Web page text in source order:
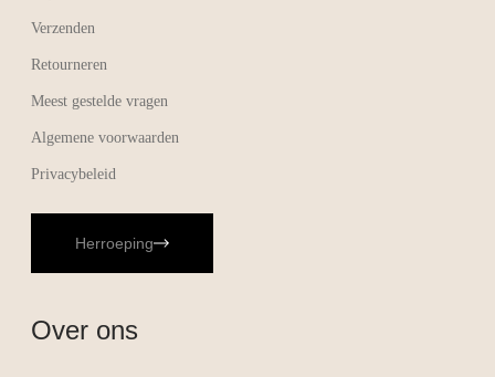
Verzenden
Retourneren
Meest gestelde vragen
Algemene voorwaarden
Privacybeleid
Herroeping
Over ons